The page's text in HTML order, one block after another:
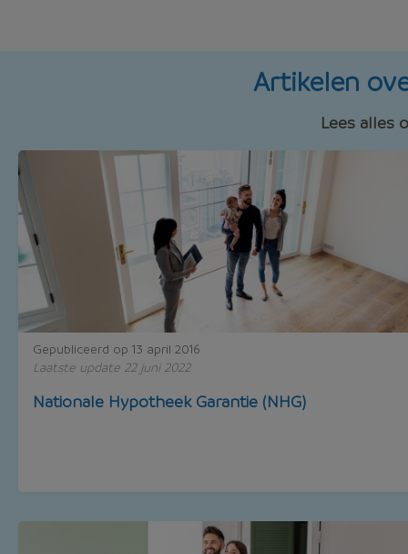
Artikelen
Lees alles
Gepubliceerd op 13 april 2016
Laatste update 22 juni 2022
Nationale Hypotheek Garantie (NHG)